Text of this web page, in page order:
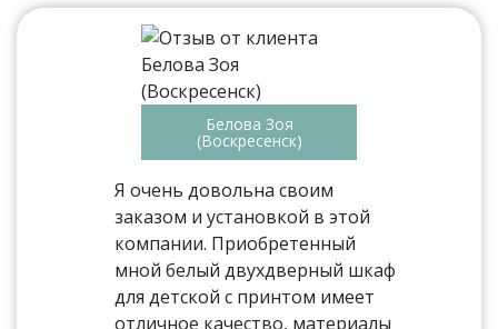
Белова Зоя
(Воскресенск)
Я очень довольна своим
заказом и установкой в этой
компании. Приобретенный
мной белый двухдверный шкаф
для детской с принтом имеет
отличное качество, материалы